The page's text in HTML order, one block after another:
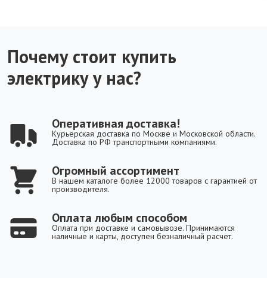
Почему стоит купить
электрику у нас?
Оперативная доставка!
Курьерская доставка по Москве и Московской области.
Доставка по РФ транспортными компаниями.
Огромный ассортимент
В нашем каталоге более 12000 товаров с гарантией от
производителя.
Оплата любым способом
Оплата при доставке и самовывозе. Принимаются
наличные и карты, доступен безналичный расчет.